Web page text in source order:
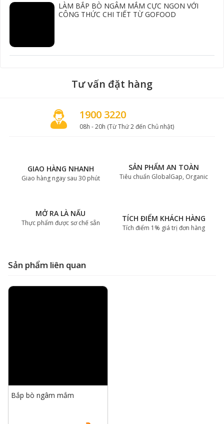
LÀM BẮP BÒ NGÂM MẮM CỰC NGON VỚI
CÔNG THỨC CHI TIẾT TỪ GOFOOD
Tư vấn đặt hàng
1900 3220
08h - 20h (Từ Thứ 2 đến Chủ nhật)
GIAO HÀNG NHANH
Giao hàng ngay sau 30 phút
SẢN PHẨM AN TOÀN
Tiêu chuẩn GlobalGap, Organic
MỞ RA LÀ NẤU
Thực phẩm được sơ chế sẵn TÍCH ĐIỂM KHÁCH HÀNG
Tích điểm 1% giá trị đơn hàng
Sản phẩm liên quan
Bắp bò ngâm mắm